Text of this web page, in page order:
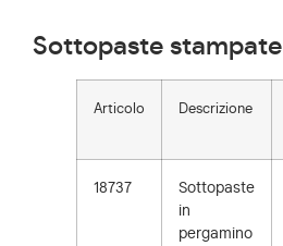
Sottopaste stampate
Articolo Descrizione
18737
Sottopaste
in
pergamino